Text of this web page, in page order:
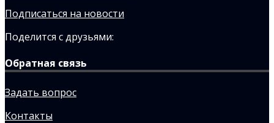
Подписаться на новости
Поделится с друзьями:
Обратная связь
Задать вопрос
Контакты